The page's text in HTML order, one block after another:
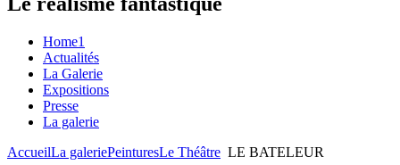
Home1
Actualités
La Galerie
Expositions
Presse
La galerie
AccueilLa galeriePeinturesLe Théâtre LE BATELEUR